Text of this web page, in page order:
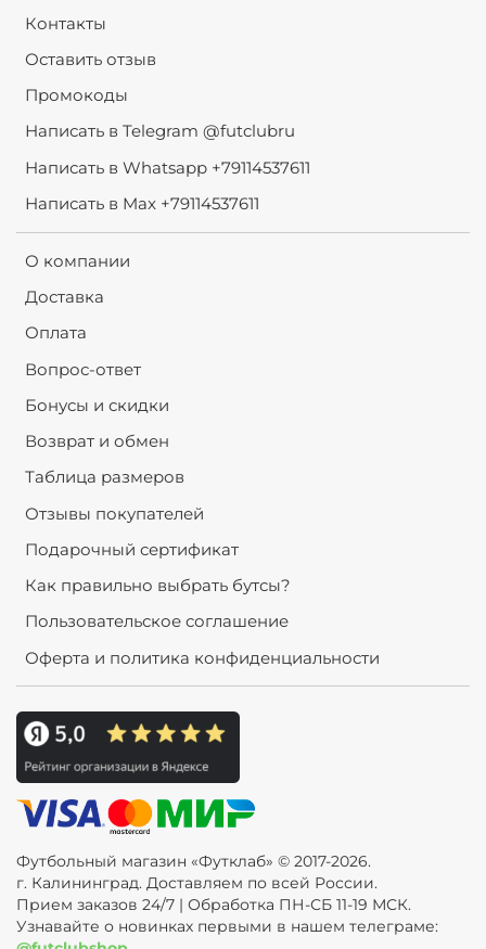
Контакты
Оставить отзыв
Промокоды
Написать в Telegram @futclubru
Написать в Whatsapp +79114537611
Написать в Max +79114537611
О компании
Доставка
Оплата
Вопрос-ответ
Бонусы и скидки
Возврат и обмен
Таблица размеров
Отзывы покупателей
Подарочный сертификат
Как правильно выбрать бутсы?
Пользовательское соглашение
Оферта и политика конфиденциальности
Футбольный магазин «Футклаб» © 2017-2026.
г. Калининград. Доставляем по всей России.
Прием заказов 24/7 | Обработка ПН-СБ 11-19 МСК.
Узнавайте о новинках первыми в нашем телеграме: